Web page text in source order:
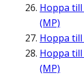
Hoppa till
(MP)
Hoppa till
Hoppa till
(MP)